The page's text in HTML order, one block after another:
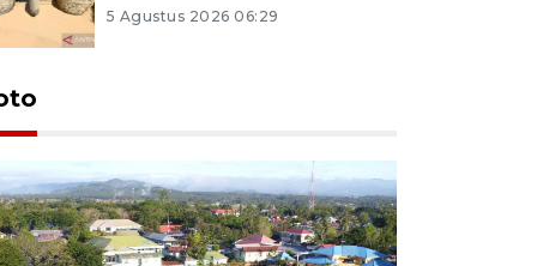
5 Agustus 2026 06:29